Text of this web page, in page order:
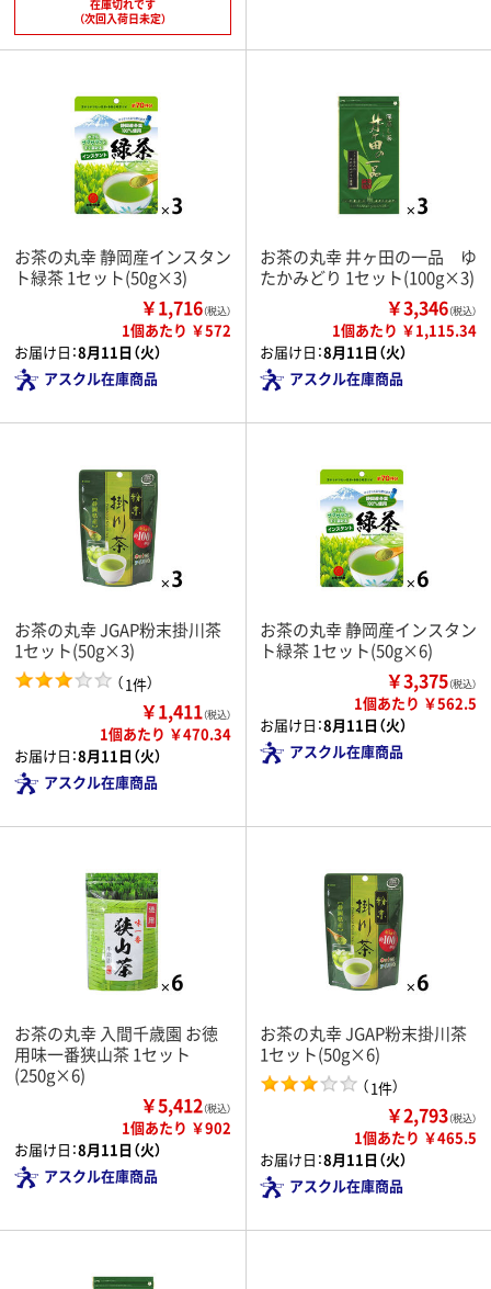
在庫切れです
（次回入荷日未定）
お茶の丸幸 静岡産インスタン
ト緑茶 1セット(50g×3)
￥1,716（税込）
1個あたり ￥572
お届け日：8月11日（火）
アスクル在庫商品
お茶の丸幸 井ヶ田の一品 ゆ
たかみどり 1セット(100g×3)
￥3,346（税込）
1個あたり ￥1,115.34
お届け日：8月11日（火）
アスクル在庫商品
お茶の丸幸 JGAP粉末掛川茶
1セット(50g×3)
（1件）
￥1,411（税込）
1個あたり ￥470.34
お届け日：8月11日（火）
アスクル在庫商品
お茶の丸幸 静岡産インスタン
ト緑茶 1セット(50g×6)
￥3,375（税込）
1個あたり ￥562.5
お届け日：8月11日（火）
アスクル在庫商品
お茶の丸幸 入間千歳園 お徳
用味一番狭山茶 1セット
(250g×6)
￥5,412（税込）
1個あたり ￥902
お届け日：8月11日（火）
アスクル在庫商品
お茶の丸幸 JGAP粉末掛川茶
1セット(50g×6)
（1件）
￥2,793（税込）
1個あたり ￥465.5
お届け日：8月11日（火）
アスクル在庫商品